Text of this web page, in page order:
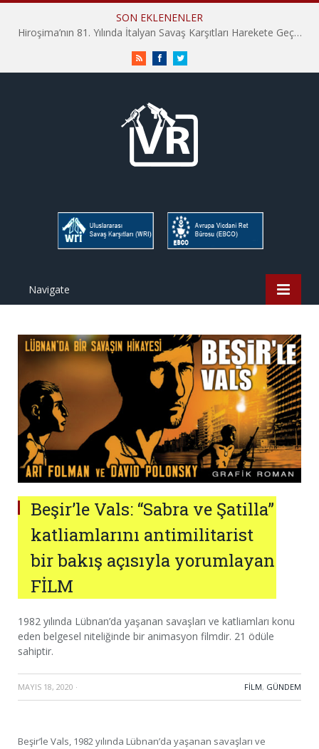
SON EKLENENLER
Hiroşima’nın 81. Yılında İtalyan Savaş Karşıtları Harekete Geçti: “Hatırlamak yeterli değil”
RSS FacebookTwitter
Navigate
Beşir’le Vals: “Sabra ve Şatilla”
katliamlarını antimilitarist
bir bakış açısıyla yorumlayan
FİLM
1982 yılında Lübnan’da yaşanan savaşları ve katliamları konu
eden belgesel niteliğinde bir animasyon filmdir. 21 ödüle
sahiptir.
MAYIS 18, 2020 · FILM, GÜNDEM
Beşir’le Vals, 1982 yılında Lübnan’da yaşanan savaşları ve